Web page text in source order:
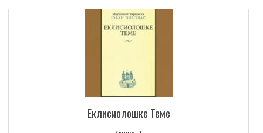
Еклисиолошке Теме